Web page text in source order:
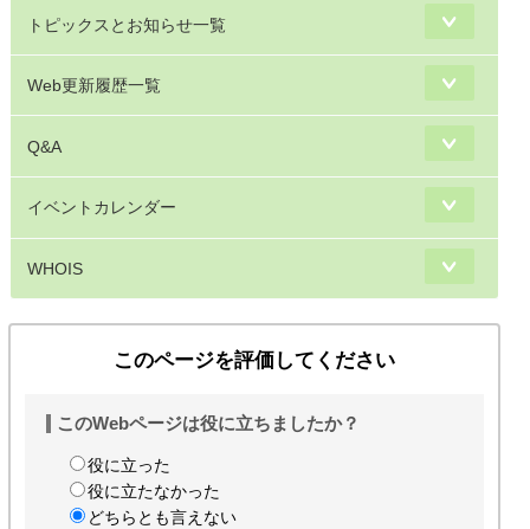
トピックスとお知らせ一覧
Web更新履歴一覧
Q&A
イベントカレンダー
WHOIS
このページを評価してください
このWebページは役に立ちましたか？
役に立った
役に立たなかった
どちらとも言えない